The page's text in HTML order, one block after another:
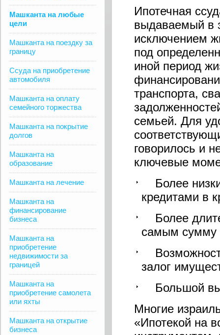
Машканта на любые
цели
Машканта на поездку за
границу
Ссуда на приобретение
автомобиля
Машканта на оплату
семейного торжества
Машканта на покрытие
долгов
Машканта на
образование
Машканта на лечение
Машканта на
финансирование
бизнеса
Машканта на
приобретение
недвижимости за
границей
Машканта на
приобретение самолета
или яхты
Машканта на открытие
бизнеса
Ипотечная
выдаваемый в
исключением
под
иной период
транспорта,
семьей. Для
говорилось и
ключевые
Более
кредитами в
Более
самым сумму
залог
Большой
Многие
«Ипотекой на